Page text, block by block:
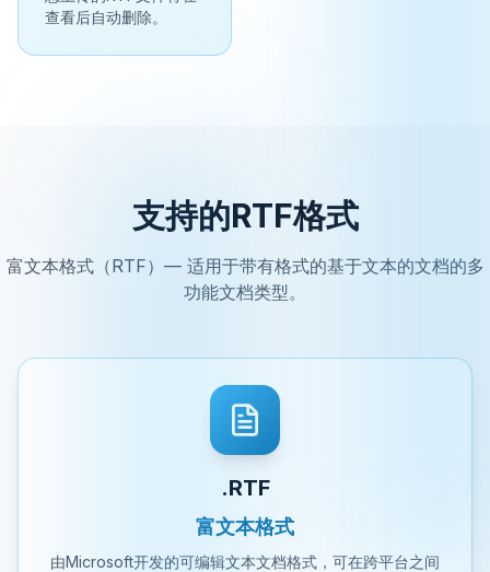
查看后自动删除。
支持的RTF格式
富文本格式（RTF）— 适用于带有格式的基于文本的文档的多
功能文档类型。
.RTF
富文本格式
由Microsoft开发的可编辑文本文档格式，可在跨平台之间